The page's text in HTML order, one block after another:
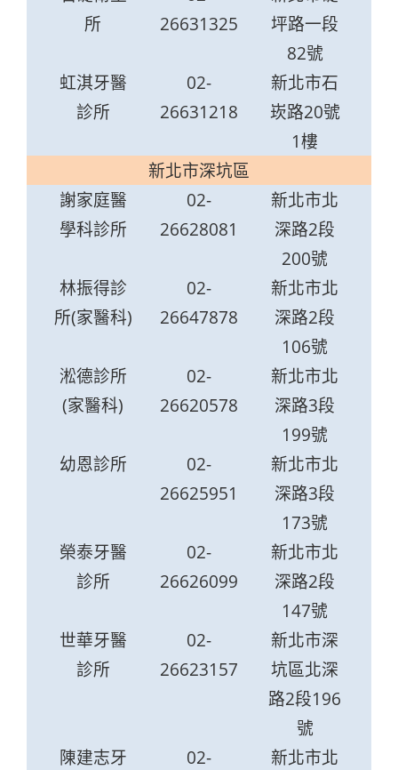
所
26631325
坪路一段
82號
虹淇牙醫
診所
02-
26631218
新北市石
崁路20號
1樓
新北市深坑區
謝家庭醫
學科診所
02-
26628081
新北市北
深路2段
200號
林振得診
所(家醫科)
02-
26647878
新北市北
深路2段
106號
淞德診所
(家醫科)
02-
26620578
新北市北
深路3段
199號
幼恩診所
02-
26625951
新北市北
深路3段
173號
榮泰牙醫
診所
02-
26626099
新北市北
深路2段
147號
世華牙醫
診所
02-
26623157
新北市深
坑區北深
路2段196
號
陳建志牙
02-
新北市北